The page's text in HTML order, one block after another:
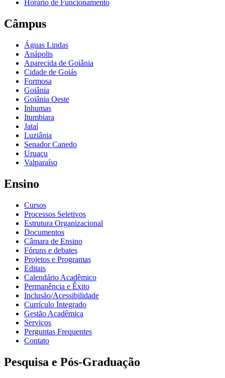
Horário de Funcionamento
Câmpus
Águas Lindas
Anápolis
Aparecida de Goiânia
Cidade de Goiás
Formosa
Goiânia
Goiânia Oeste
Inhumas
Itumbiara
Jataí
Luziânia
Senador Canedo
Uruaçu
Valparaíso
Ensino
Cursos
Processos Seletivos
Estrutura Organizacional
Documentos
Câmara de Ensino
Fóruns e debates
Projetos e Programas
Editais
Calendário Acadêmico
Permanência e Êxito
Inclusão/Acessibilidade
Currículo Integrado
Gestão Acadêmica
Serviços
Perguntas Frequentes
Contato
Pesquisa e Pós-Graduação